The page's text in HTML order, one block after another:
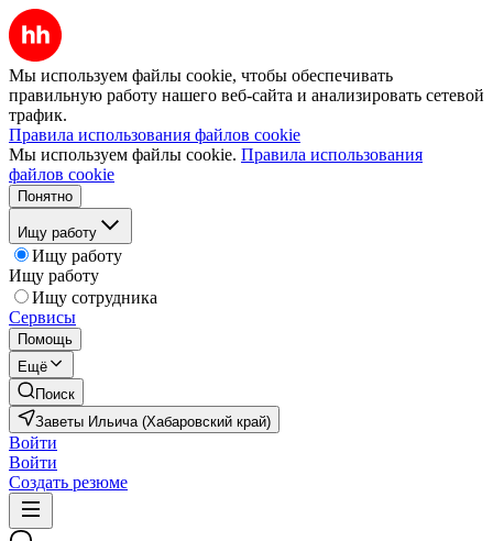
Мы используем файлы cookie, чтобы обеспечивать
правильную работу нашего веб-сайта и анализировать сетевой
трафик.
Правила использования файлов cookie
Мы используем файлы cookie. Правила использования
файлов cookie
Понятно
Ищу работу
Ищу работу
Ищу работу
Ищу сотрудника
Сервисы
Помощь
Ещё
Поиск
Заветы Ильича (Хабаровский край)
Войти
Войти
Создать резюме